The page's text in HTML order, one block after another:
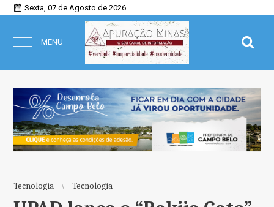
Sexta, 07 de Agosto de 2026
MENU
Tecnologia Tecnologia